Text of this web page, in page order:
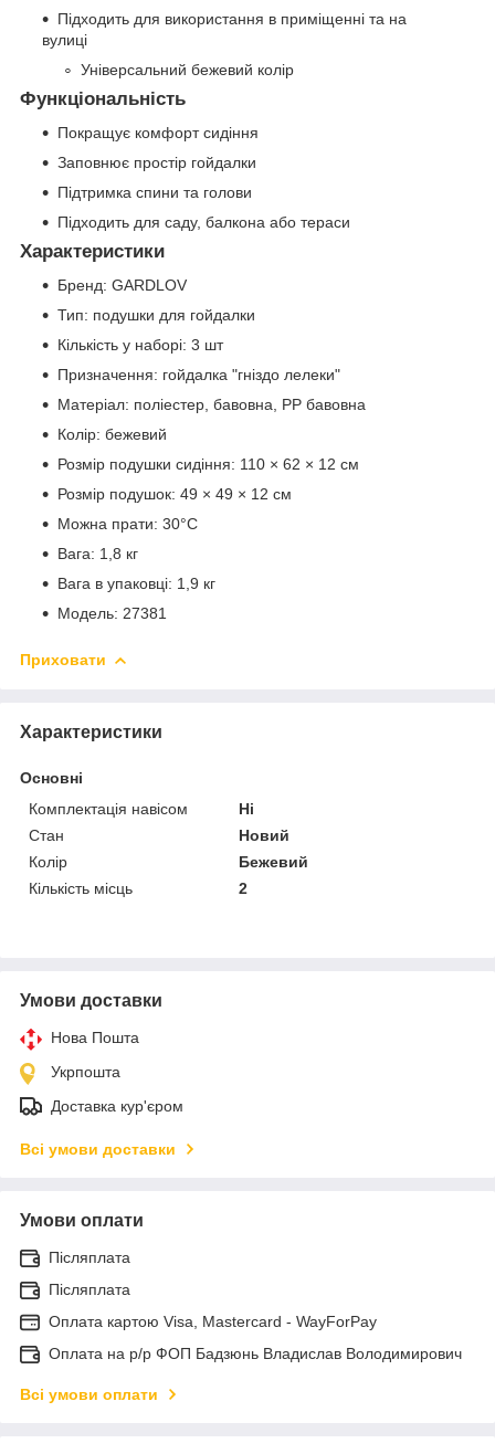
Підходить для використання в приміщенні та на
вулиці
Універсальний бежевий колір
Функціональність
Покращує комфорт сидіння
Заповнює простір гойдалки
Підтримка спини та голови
Підходить для саду, балкона або тераси
Характеристики
Бренд: GARDLOV
Тип: подушки для гойдалки
Кількість у наборі: 3 шт
Призначення: гойдалка "гніздо лелеки"
Матеріал: поліестер, бавовна, PP бавовна
Колір: бежевий
Розмір подушки сидіння: 110 × 62 × 12 см
Розмір подушок: 49 × 49 × 12 см
Можна прати: 30°C
Вага: 1,8 кг
Вага в упаковці: 1,9 кг
Модель: 27381
Приховати
Характеристики
Основні
Комплектація навісом
Ні
Стан
Новий
Колір
Бежевий
Кількість місць
2
Умови доставки
Нова Пошта
Укрпошта
Доставка кур'єром
Всі умови доставки
Умови оплати
Післяплата
Післяплата
Оплата картою Visa, Mastercard - WayForPay
Оплата на р/р ФОП Бадзюнь Владислав Володимирович
Всі умови оплати